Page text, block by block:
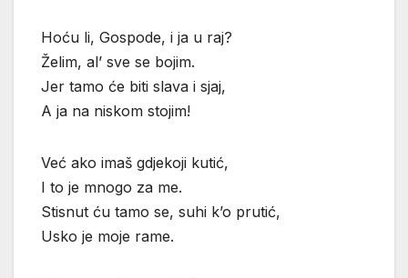
Hoću li, Gospode, i ja u raj?
Želim, al’ sve se bojim.
Jer tamo će biti slava i sjaj,
A ja na niskom stojim!
Već ako imaš gdjekoji kutić,
I to je mnogo za me.
Stisnut ću tamo se, suhi k’o prutić,
Usko je moje rame.